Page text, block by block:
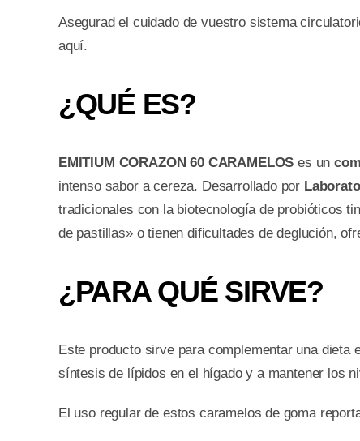
Asegurad el cuidado de vuestro sistema
aquí.
¿QUÉ ES?
EMITIUM CORAZON 60 CARAMELOS es un
intenso sabor a cereza. Desarrollado por
tradicionales con la biotecnología de probióticos
de pastillas» o tienen dificultades de deglución,
¿PARA QUÉ SIRVE?
Este producto sirve para complementar una dieta
síntesis de lípidos en el hígado y a mantener los
El uso regular de estos caramelos de goma